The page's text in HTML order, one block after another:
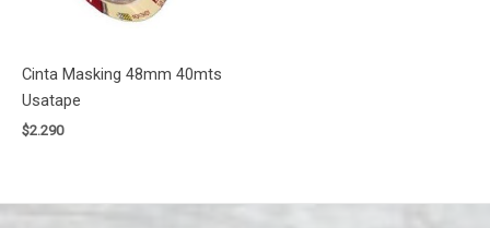
Cinta Masking 48mm 40mts
Usatape
$2.290